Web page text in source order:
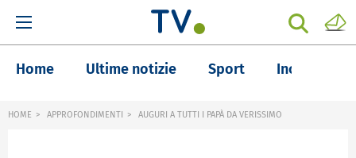
Home Ultime notizie Sport Inchieste
HOME APPROFONDIMENTI AUGURI A TUTTI I PAPÀ DA VERISSIMO